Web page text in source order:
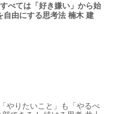
すべては「好き嫌い」から始
由にする思考法 楠木 建
やりたいこと」も「やるべ